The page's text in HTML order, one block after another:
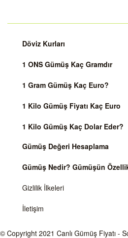
Döviz Kurları
1 ONS Gümüş Kaç Gramdır
1 Gram Gümüş Kaç Euro?
1 Kilo Gümüş Fiyatı Kaç Euro
1 Kilo Gümüş Kaç Dolar Eder?
Gümüş Değeri Hesaplama
Gümüş Nedir? Gümüşün
Gizlilik İlkeleri
İletişim
© Copyright 2021 Canlı Gümüş Fiyatı -